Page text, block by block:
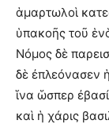
ἁμαρτωλοὶ
ὑπακοῆς τοῦ
Νόμος δὲ
δὲ ἐπλεόνασεν
ἵνα ὥσπερ
καὶ ἡ χάρις